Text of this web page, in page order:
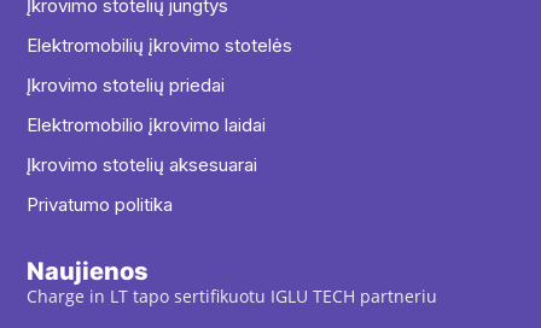
Įkrovimo stotelių jungtys
Elektromobilių įkrovimo stotelės
Įkrovimo stotelių priedai
Elektromobilio įkrovimo laidai
Įkrovimo stotelių aksesuarai
Privatumo politika
Naujienos
Charge in LT tapo sertifikuotu IGLU TECH partneriu